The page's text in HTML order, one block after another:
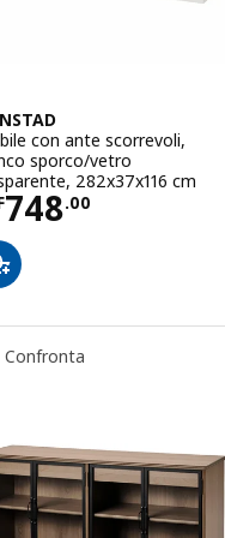
5 stelle. Totale
con ante scorrevoli,
sporco/vetro
282x37x116 cm
748.00CHF
Confronta